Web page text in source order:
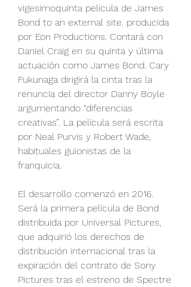
vigesimoquinta película de James
Bond to an external site. producida
por Eon Productions. Contará con
Daniel Craig en su quinta y última
actuación como James Bond. Cary
Fukunaga dirigirá la cinta tras la
renuncia del director Danny Boyle
argumentando “diferencias
creativas”. La película será escrita
por Neal Purvis y Robert Wade,
habituales guionistas de la
franquicia.
El desarrollo comenzó en 2016.
Será la primera película de Bond
distribuida por Universal Pictures,
que adquirió los derechos de
distribución internacional tras la
expiración del contrato de Sony
Pictures tras el estreno de Spectre